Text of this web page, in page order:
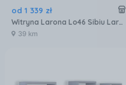
od 1 339 zł
Witryna Larona Lo46 Sibiu Larche / Sonoma Truffel 49985
39 km